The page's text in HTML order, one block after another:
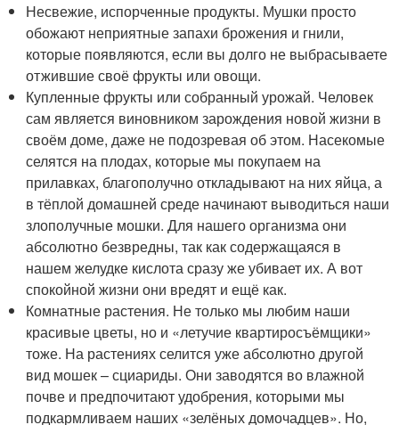
Несвежие, испорченные продукты. Мушки просто
обожают неприятные запахи брожения и гнили,
которые появляются, если вы долго не выбрасываете
отжившие своё фрукты или овощи.
Купленные фрукты или собранный урожай. Человек
сам является виновником зарождения новой жизни в
своём доме, даже не подозревая об этом. Насекомые
селятся на плодах, которые мы покупаем на
прилавках, благополучно откладывают на них яйца, а
в тёплой домашней среде начинают выводиться наши
злополучные мошки. Для нашего организма они
абсолютно безвредны, так как содержащаяся в
нашем желудке кислота сразу же убивает их. А вот
спокойной жизни они вредят и ещё как.
Комнатные растения. Не только мы любим наши
красивые цветы, но и «летучие квартиросъёмщики»
тоже. На растениях селится уже абсолютно другой
вид мошек – сциариды. Они заводятся во влажной
почве и предпочитают удобрения, которыми мы
подкармливаем наших «зелёных домочадцев». Но,